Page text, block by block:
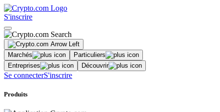
S'inscrire
Marchés
Particuliers
Entreprises
Découvrir
Se connecterS'inscrire
Produits